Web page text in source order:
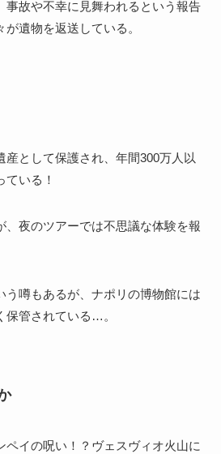
事故や不幸に見舞われるという報告
遺物を返送している。
産として保護され、年間300万人以
ている！
、夜のツアーでは不思議な体験を報
う噂もあるが、ナポリの博物館には
保管されている…。
ペイの呪い！？ヴェスヴィオ火山に